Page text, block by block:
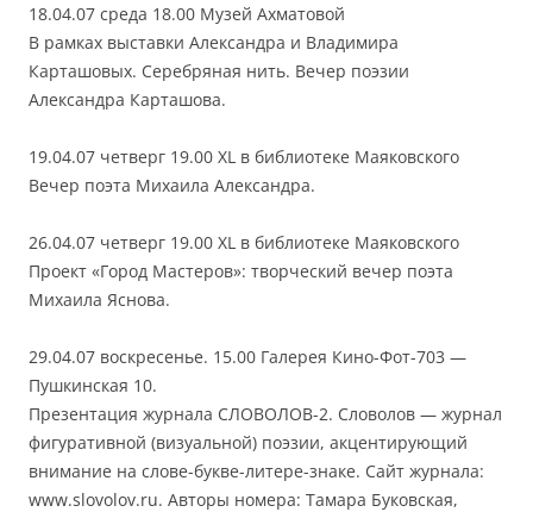
18.04.07 среда 18.00 Музей Ахматовой
В рамках выставки Александра и Владимира
Карташовых. Серебряная нить. Вечер поэзии
Александра Карташова.
19.04.07 четверг 19.00 XL в библиотеке Маяковского
Вечер поэта Михаила Александра.
26.04.07 четверг 19.00 XL в библиотеке Маяковского
Проект «Город Мастеров»: творческий вечер поэта
Михаила Яснова.
29.04.07 воскресенье. 15.00 Галерея Кино-Фот-703 —
Пушкинская 10.
Презентация журнала СЛОВОЛОВ-2. Словолов — журнал
фигуративной (визуальной) поэзии, акцентирующий
внимание на слове-букве-литере-знаке. Сайт журнала:
www.slovolov.ru. Авторы номера: Тамара Буковская,